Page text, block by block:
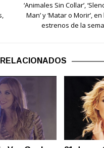
‘Animales Sin Collar’,
Man’ y ‘Matar o Morir’, en
estrenos de la